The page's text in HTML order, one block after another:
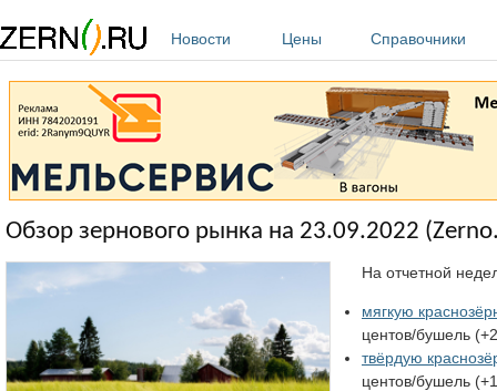
Новости
Цены Справочники
Обзор зернового рынка на 23.09.2022
На отчетной
мягкую
центов/бушель
твёрдую
центов/бушель